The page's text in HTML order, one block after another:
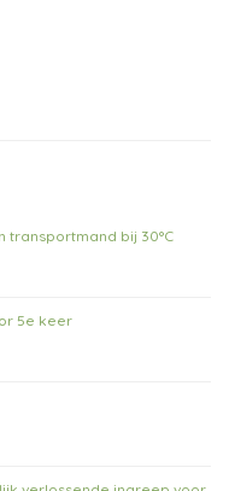
transportmand bij 30°C
5e keer